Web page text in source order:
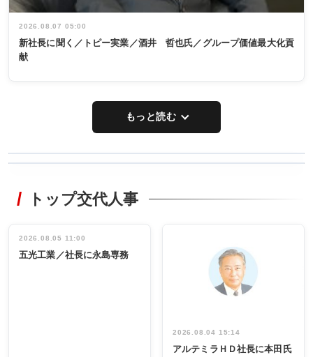
2026.08.07 05:00
新社長に聞く／トピー実業／酒井 哲也氏／グループ価値最大化貢
献
もっと読む
非鉄業界で
インタビュ
ー／社内ア
タックトレー
祝う 業界関
係者ら220人
出席
トップ交代人事
2026.08.05 11:00
五光工業／社長に永島専務
2026.08.04 15:14
アルテミラＨＤ社長に本田氏